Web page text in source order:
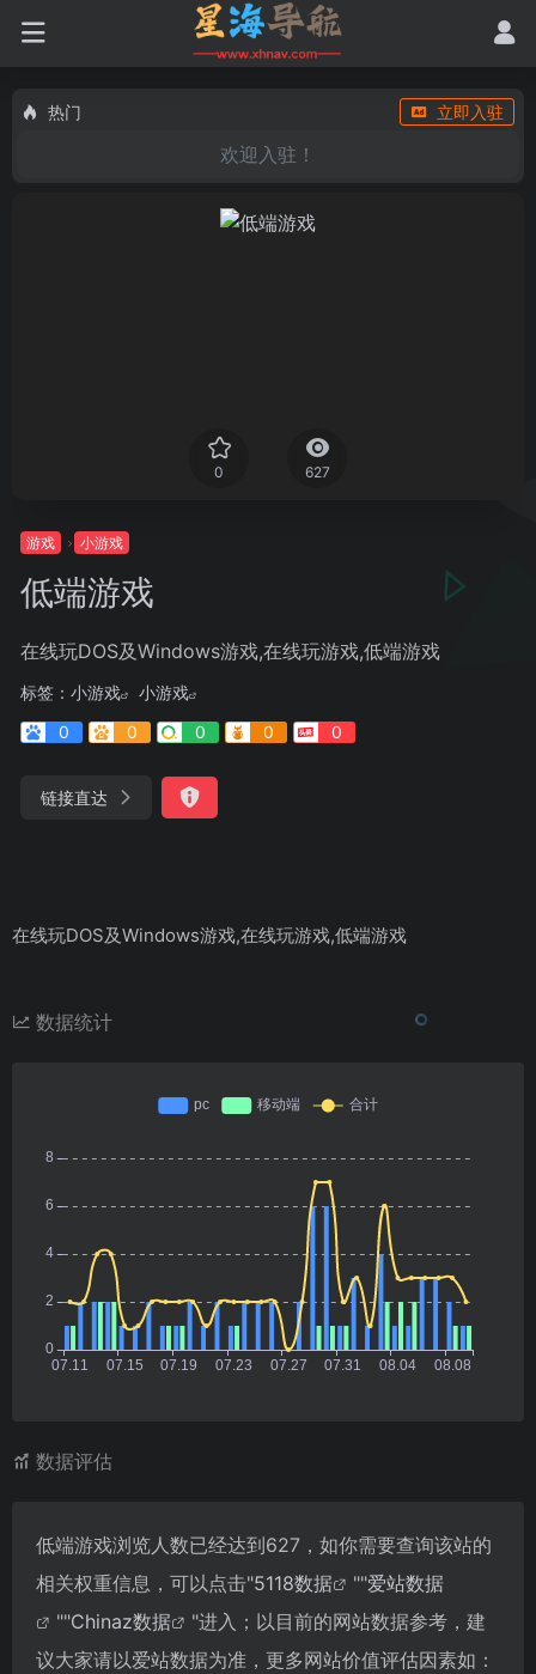
热门 立即入驻
欢迎入驻！
0 627
游戏 小游戏
低端游戏
在线玩DOS及Windows游戏,在线玩游戏,低端游戏
标签： 小游戏
小游戏
0
0 0 0 0
链接直达
在线玩DOS及Windows游戏,在线玩游戏,低端游戏
数据统计
数据评估
低端游戏浏览人数已经达到627，如你需要查询该站的
相关权重信息，可以点击"5118数据 ""爱站数据
""Chinaz数据
"进入；以目前的网站数据参考，建
议大家请以爱站数据为准，更多网站价值评估因素如：